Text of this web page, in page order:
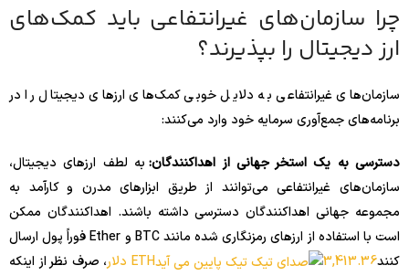
چرا سازمان‌های غیرانتفاعی باید کمک‌های
ارز دیجیتال را بپذیرند؟
سازمان‌های غیرانتفاعی به دلایل خوبی کمک‌های ارزهای دیجیتال را در
برنامه‌های جمع‌آوری سرمایه خود وارد می‌کنند:
دسترسی به یک استخر جهانی از اهداکنندگان:به لطف ارزهای دیجیتال،
سازمان‌های غیرانتفاعی می‌توانند از طریق ابزارهای مدرن و کارآمد به
مجموعه جهانی اهداکنندگان دسترسی داشته باشند. اهداکنندگان ممکن
است با استفاده از ارزهای رمزنگاری شده مانند BTC و Ether فوراً پول ارسال
کنند
ETH 3,413.36 دلار
، صرف نظر از اینکه